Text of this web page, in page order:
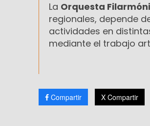
La Orquesta
regionales, depende
actividades en
mediante el trabajo
Compartir X Compartir